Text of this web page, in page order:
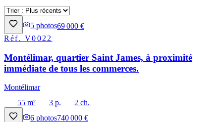
5 photos69 000 €
Réf.V0022
Montélimar, quartier Saint James, à proximité
immédiate de tous les commerces.
Montélimar
55 m²
3 p.
2 ch.
6 photos740 000 €